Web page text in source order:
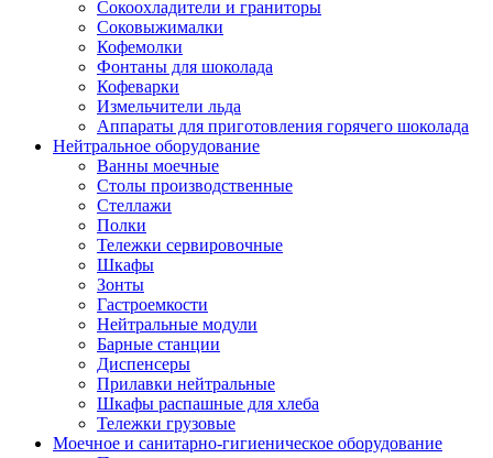
Сокоохладители и граниторы
Соковыжималки
Кофемолки
Фонтаны для шоколада
Кофеварки
Измельчители льда
Аппараты для приготовления горячего шоколада
Нейтральное оборудование
Ванны моечные
Столы производственные
Стеллажи
Полки
Тележки сервировочные
Шкафы
Зонты
Гастроемкости
Нейтральные модули
Барные станции
Диспенсеры
Прилавки нейтральные
Шкафы распашные для хлеба
Тележки грузовые
Моечное и санитарно-гигиеническое оборудование